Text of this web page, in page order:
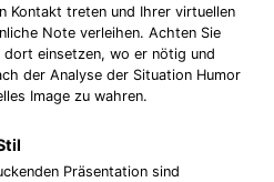
Kontakt treten und Ihrer virtuellen
Note verleihen. Achten Sie
einsetzen, wo er nötig und
der Analyse der Situation Humor
Image zu wahren.
Präsentation sind